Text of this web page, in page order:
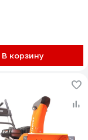
В корзину